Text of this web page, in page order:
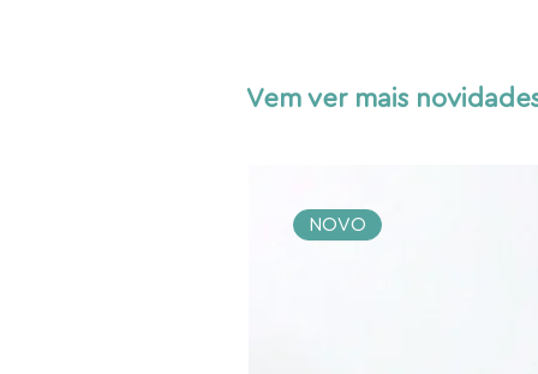
Vem ver mais
NOVO